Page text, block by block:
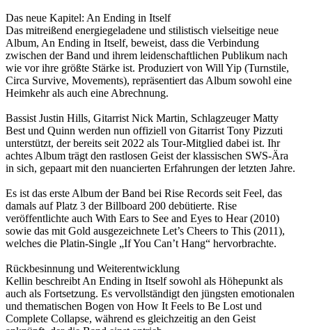
Das neue Kapitel: An Ending in Itself
Das mitreißend energiegeladene und stilistisch vielseitige neue
Album, An Ending in Itself, beweist, dass die Verbindung
zwischen der Band und ihrem leidenschaftlichen Publikum nach
wie vor ihre größte Stärke ist. Produziert von Will Yip (Turnstile,
Circa Survive, Movements), repräsentiert das Album sowohl eine
Heimkehr als auch eine Abrechnung.
Bassist Justin Hills, Gitarrist Nick Martin, Schlagzeuger Matty
Best und Quinn werden nun offiziell von Gitarrist Tony Pizzuti
unterstützt, der bereits seit 2022 als Tour-Mitglied dabei ist. Ihr
achtes Album trägt den rastlosen Geist der klassischen SWS-Ära
in sich, gepaart mit den nuancierten Erfahrungen der letzten Jahre.
Es ist das erste Album der Band bei Rise Records seit Feel, das
damals auf Platz 3 der Billboard 200 debütierte. Rise
veröffentlichte auch With Ears to See and Eyes to Hear (2010)
sowie das mit Gold ausgezeichnete Let’s Cheers to This (2011),
welches die Platin-Single „If You Can’t Hang“ hervorbrachte.
Rückbesinnung und Weiterentwicklung
Kellin beschreibt An Ending in Itself sowohl als Höhepunkt als
auch als Fortsetzung. Es vervollständigt den jüngsten emotionalen
und thematischen Bogen von How It Feels to Be Lost und
Complete Collapse, während es gleichzeitig an den Geist